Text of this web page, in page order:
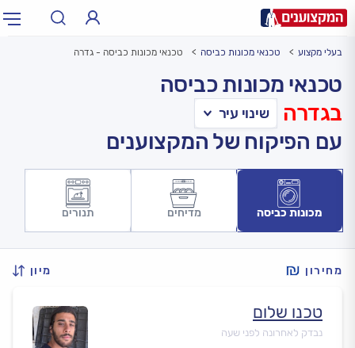
עיר: תל אביב, חיפה…
בעלי מקצוע טכנאי מכונות כביסה טכנאי מכונות כביסה - גדרה
טכנאי מכונות כביסה
בגדרה
עם הפיקוח של המקצוענים
מכונות כביסה מדיחים תנורים
מחירון מיון
טכנו שלום
נבדק לאחרונה לפני שעה